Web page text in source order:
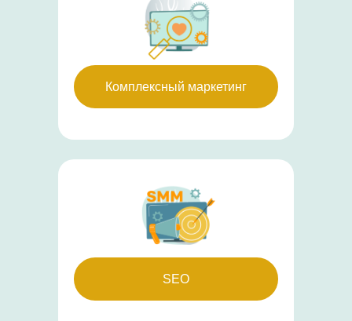
SEO
Комплексный маркетинг